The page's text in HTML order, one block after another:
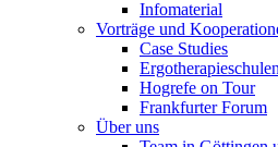
Infomaterial
Vorträge und
Case Studies
Ergotherapieschulen
Hogrefe on Tour
Frankfurter Forum
Über uns